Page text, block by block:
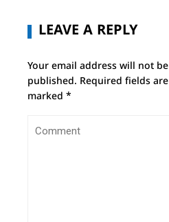
LEAVE A REPLY
Your email address will not be
published. Required fields are
marked *